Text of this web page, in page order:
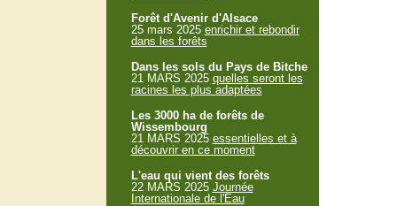
Forêt d'Avenir d'Alsace
25 mars 2025 enrichir et rebondir
dans les forêts
Dans les sols du Pays de Bitche
21 MARS 2025 quelles seront les
racines les plus adaptées
Les 3000 ha de forêts de
Wissembourg
21 MARS 2025 essentielles et à
découvrir en ce moment
L'eau qui vient des forêts
22 MARS 2025 Journée
Internationale de l'Eau